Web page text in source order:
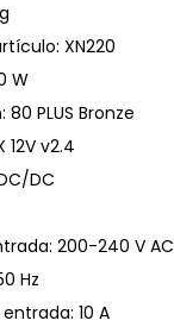
XN220
W
PLUS Bronze
12V v2.4
DC
200-240 V AC
Hz
10 A